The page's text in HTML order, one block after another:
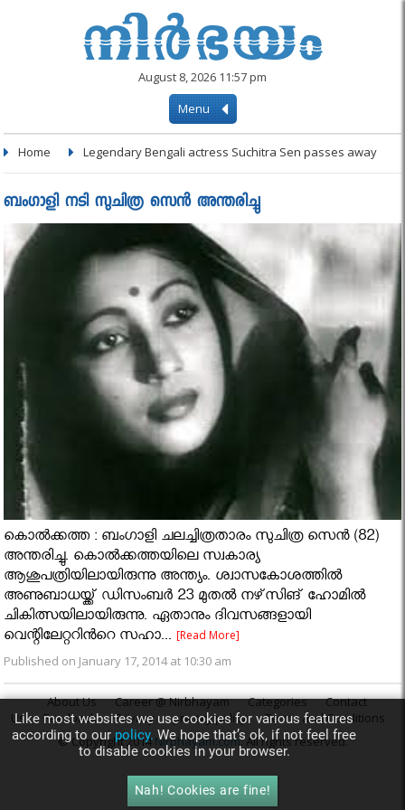
August 8, 2026 11:57 pm
Menu
Home Legendary Bengali actress Suchitra Sen passes away
ബംഗാളി നടി സുചിത്ര സെന്‍ അന്തരിച്ചു
കൊല്‍ക്കത്ത : ബംഗാളി ചലച്ചിത്രതാരം സുചിത്ര സെന്‍ (82)
അന്തരിച്ചു. കൊല്‍ക്കത്തയിലെ സ്വകാര്യ
ആശുപത്രിയിലായിരുന്നു അന്ത്യം. ശ്വാസകോശത്തില്‍
അണുബാധയ്ക്ക് ഡിസംബര്‍ 23 മുതല്‍ നഴ്‌സിങ് ഹോമില്‍
ചികിത്സയിലായിരുന്നു. ഏതാനും ദിവസങ്ങളായി
വെന്റിലേറ്ററിൻറെ സഹാ...[Read More]
Published on January 17, 2014 at 10:30 am
About Us Career @ Nirbhayam Categories
Contact
Us
Feedback Privacy privacy policy
Terms and Conditions
© Copyright 2014Nirbhayam.com. All rights reserved.
Like most websites we use cookies for various features
according to ourpolicy.We hope that’s ok, if not feel free
to disable cookies in your browser.
Nah! Cookies are fine!